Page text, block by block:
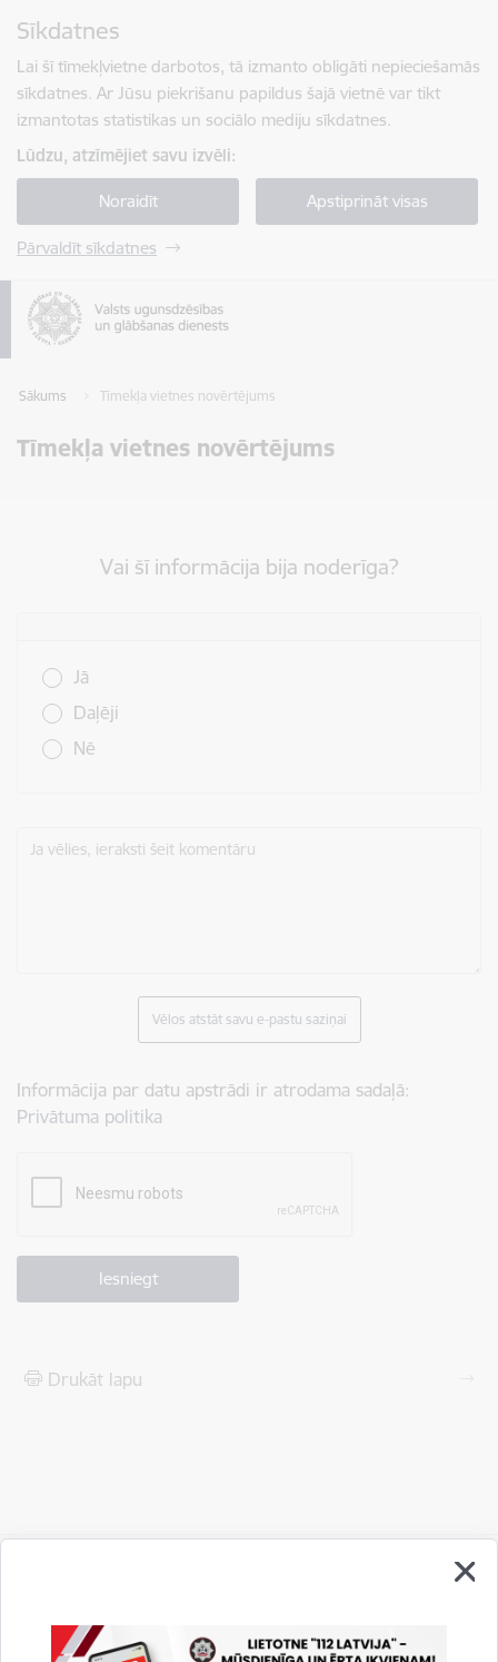
Sīkdatnes
Lai šī tīmekļvietne darbotos, tā izmanto obligāti nepieciešamās
sīkdatnes. Ar Jūsu piekrišanu papildus šajā vietnē var tikt
izmantotas statistikas un sociālo mediju sīkdatnes.
Lūdzu, atzīmējiet savu izvēli:
Noraidīt Apstiprināt visas
Pārvaldīt sīkdatnes
Sākums Tīmekļa vietnes novērtējums
Tīmekļa vietnes novērtējums
Vai šī informācija bija noderīga?
Jā
Daļēji
Nē
Ja vēlies, ieraksti šeit komentāru
Vēlos atstāt savu e-pastu saziņai
Informācija par datu apstrādi ir atrodama sadaļā:
Privātuma politika
Drukāt lapu